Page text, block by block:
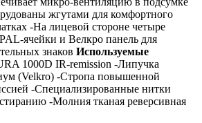
жгутами для комфортного
-На лицевой стороне четыре
ячейки и Велкро панель для
знаков Используемые
1000D IR-remission -Липучка
(Velkro) -Стропа повышенной
-Специализированные нитки
-Молния тканая реверсивная